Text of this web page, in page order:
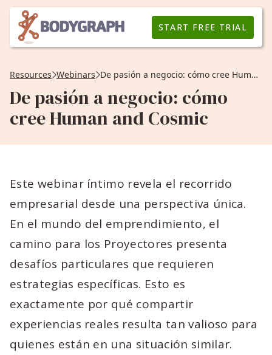
START FREE TRIAL
Resources Webinars De pasión a negocio: cómo cree Human and Cosmic
De pasión a negocio: cómo
cree Human and Cosmic
Este webinar íntimo revela el recorrido
empresarial desde una perspectiva única.
En el mundo del emprendimiento, el
camino para los Proyectores presenta
desafíos particulares que requieren
estrategias específicas. Esto es
exactamente por qué compartir
experiencias reales resulta tan valioso para
quienes están en una situación similar.